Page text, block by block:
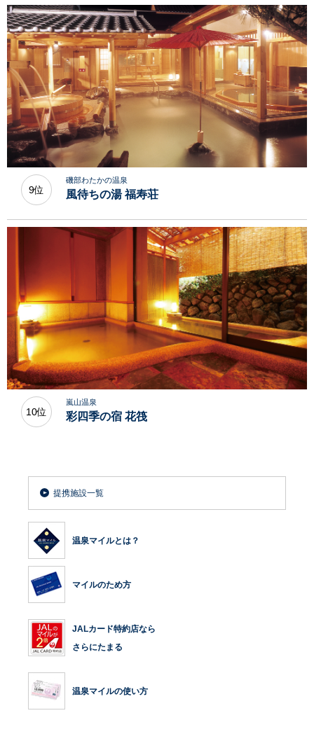
9位
磯部わたかの温泉
風待ちの湯 福寿荘
10位
嵐山温泉
彩四季の宿 花筏
提携施設一覧
温泉マイルとは？
マイルのため方
JALカード特約店なら
さらにたまる
温泉マイルの使い方